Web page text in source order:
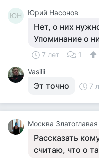
ЮН Юрий Насонов
Нет, о них
Упоминание о
7 лет 1
Vasilii
Эт точно 7
Москва Златоглавая
Рассказать
считаю, что о